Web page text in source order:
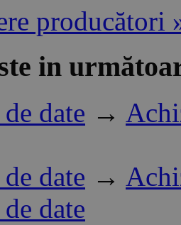
producători
in
date →
date →
date